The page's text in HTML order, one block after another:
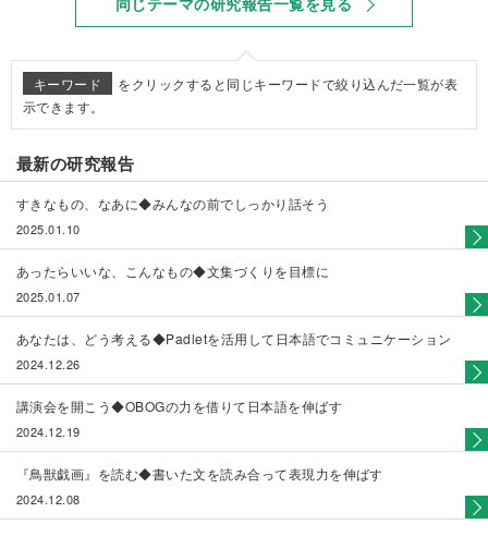
キーワード
をクリックすると同じキーワードで絞り込んだ一覧が表
示できます。
最新の研究報告
すきなもの、なあに◆みんなの前でしっかり話そう
2025.01.10
あったらいいな、こんなもの◆文集づくりを目標に
2025.01.07
あなたは、どう考える◆Padletを活用して日本語でコミュニケーション
2024.12.26
講演会を開こう◆OBOGの力を借りて日本語を伸ばす
2024.12.19
『鳥獣戯画』を読む◆書いた文を読み合って表現力を伸ばす
2024.12.08